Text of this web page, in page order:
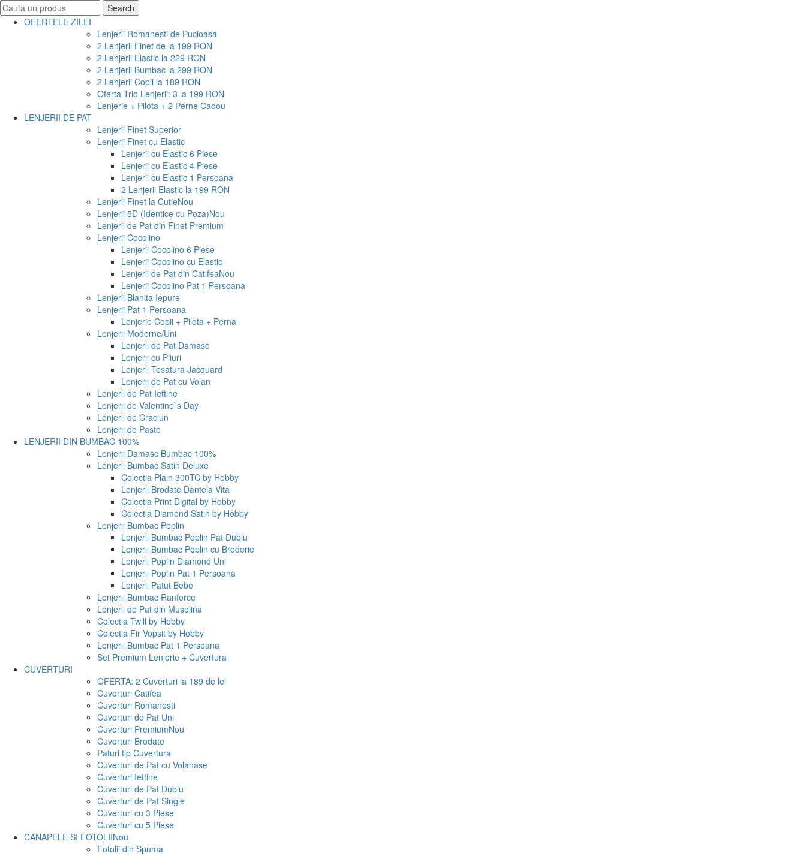
Search
for:
Search
OFERTELE ZILEI
Lenjerii Romanesti de Pucioasa
2 Lenjerii Finet de la 199 RON
2 Lenjerii Elastic la 229 RON
2 Lenjerii Bumbac la 299 RON
2 Lenjerii Copii la 189 RON
Oferta Trio Lenjerii: 3 la 199 RON
Lenjerie + Pilota + 2 Perne Cadou
LENJERII DE PAT
Lenjerii Finet Superior
Lenjerii Finet cu Elastic
Lenjerii cu Elastic 6 Piese
Lenjerii cu Elastic 4 Piese
Lenjerii cu Elastic 1 Persoana
2 Lenjerii Elastic la 199 RON
Lenjerii Finet la CutieNou
Lenjerii 5D (Identice cu Poza)Nou
Lenjerii de Pat din Finet Premium
Lenjerii Cocolino
Lenjerii Cocolino 6 Piese
Lenjerii Cocolino cu Elastic
Lenjerii de Pat din CatifeaNou
Lenjerii Cocolino Pat 1 Persoana
Lenjerii Blanita Iepure
Lenjerii Pat 1 Persoana
Lenjerie Copii + Pilota + Perna
Lenjerii Moderne/Uni
Lenjerii de Pat Damasc
Lenjerii cu Pliuri
Lenjerii Tesatura Jacquard
Lenjerii de Pat cu Volan
Lenjerii de Pat Ieftine
Lenjerii de Valentine`s Day
Lenjerii de Craciun
Lenjerii de Paste
LENJERII DIN BUMBAC 100%
Lenjerii Damasc Bumbac 100%
Lenjerii Bumbac Satin Deluxe
Colectia Plain 300TC by Hobby
Lenjerii Brodate Dantela Vita
Colectia Print Digital by Hobby
Colectia Diamond Satin by Hobby
Lenjerii Bumbac Poplin
Lenjerii Bumbac Poplin Pat Dublu
Lenjerii Bumbac Poplin cu Broderie
Lenjerii Poplin Diamond Uni
Lenjerii Poplin Pat 1 Persoana
Lenjerii Patut Bebe
Lenjerii Bumbac Ranforce
Lenjerii de Pat din Muselina
Colectia Twill by Hobby
Colectia Fir Vopsit by Hobby
Lenjerii Bumbac Pat 1 Persoana
Set Premium Lenjerie + Cuvertura
CUVERTURI
OFERTA: 2 Cuverturi la 189 de lei
Cuverturi Catifea
Cuverturi Romanesti
Cuverturi de Pat Uni
Cuverturi PremiumNou
Cuverturi Brodate
Paturi tip Cuvertura
Cuverturi de Pat cu Volanase
Cuverturi Ieftine
Cuverturi de Pat Dublu
Cuverturi de Pat Single
Cuverturi cu 3 Piese
Cuverturi cu 5 Piese
CANAPELE SI FOTOLIINou
Fotolii din Spuma